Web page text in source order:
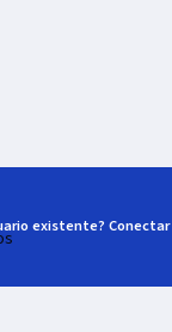
existente? Conectar